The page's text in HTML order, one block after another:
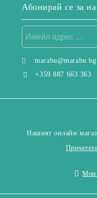
Абонирай се за
marabu@marabu.bg
+359 887 663 363
Нашият онлайн